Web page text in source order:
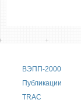
Main menu
ВЭПП-2000
Публикации
TRAC